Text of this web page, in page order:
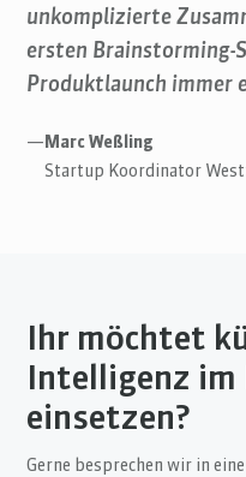
unkomplizierte
ersten Brainstorming-
Produktlaunch immer
— Marc Weßling
Startup Koordinator
Ihr möchtet
Intelligenz
einsetzen?
Gerne besprechen wir in